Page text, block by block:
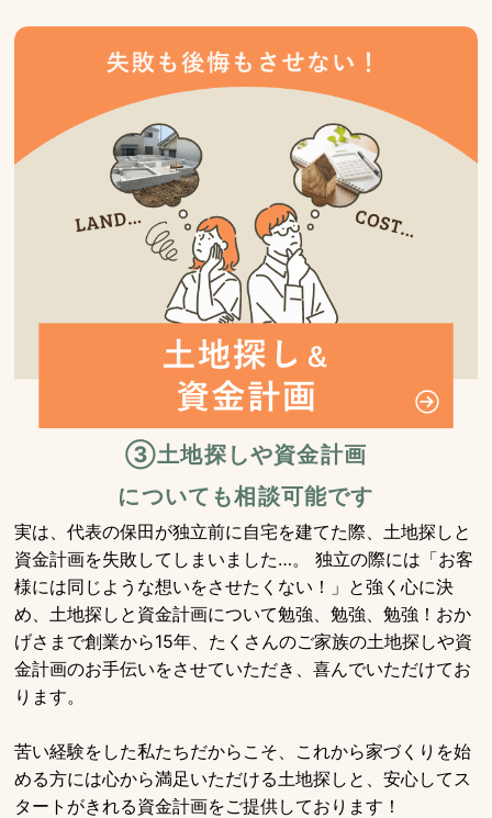
③土地探しや資金計画
についても相談可能です
実は、代表の保田が独立前に自宅を建てた際、土地探しと
資金計画を失敗してしまいました…。 独立の際には「お客
様には同じような想いをさせたくない！」と強く心に決
め、土地探しと資金計画について勉強、勉強、勉強！おか
げさまで創業から15年、たくさんのご家族の土地探しや資
金計画のお手伝いをさせていただき、喜んでいただけてお
ります。
苦い経験をした私たちだからこそ、これから家づくりを始
める方には心から満足いただける土地探しと、安心してス
タートがきれる資金計画をご提供しております！